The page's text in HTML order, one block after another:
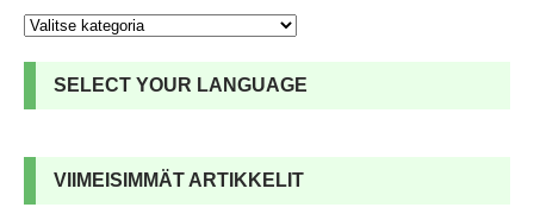
SELECT YOUR LANGUAGE
VIIMEISIMMÄT ARTIKKELIT